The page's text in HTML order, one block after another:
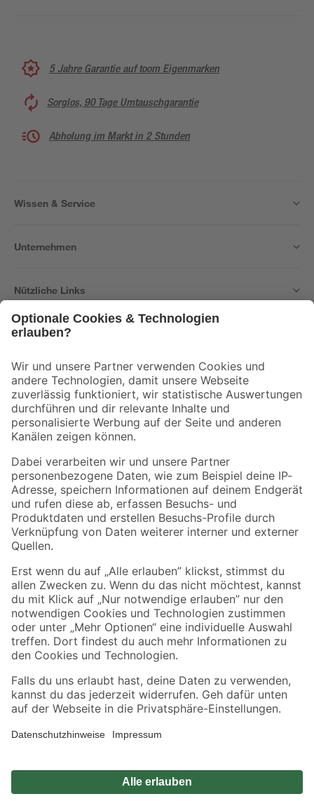
5 Jahre Garantie auf toom Eigenmarken
Sorglos, 90 Tage Umtauschgarantie
Abholung im Markt in 2 Stunden
Wissen & Service
Unternehmen
Nützliche Links
Der toom Newsletter: Keine Angebote und Aktionen mehr verpassen!
Zur Newsletter Anmeldung
Folge uns
Zahlungsarten Versandarten
Sicher einkaufen
Jetzt die toom-App herunterladen
Alle Preisangaben in EUR inkl. gesetzl. MwSt.. Die dargestellten Angebote sind unter
Umständen nicht in allen Märkten verfügbar. Die angegebenen Verfügbarkeiten beziehen
Produkte nur solange der Vorrat reicht.
*Paketversand ab 59 € versandkostenfrei, gilt nicht für Artikel mit Speditionsversand, hier
Privatsphäre Impressum
Nutzungsbedingungen
Widerrufsrecht Vertrag widerrufen